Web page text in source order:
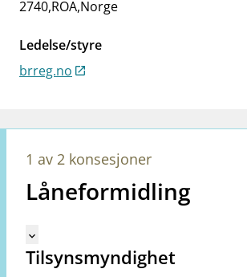
work_outlineJobb hos oss
dashboardInformasjon for investorer
notifications_noneAbonner på nyhetsvarsel
2740,ROA,Norge
Ledelse/styre
brreg.no
1 av 2 konsesjoner
Låneformidling
Mangler tekst for
keyboard_arrow_down
Tilsynsmyndighet